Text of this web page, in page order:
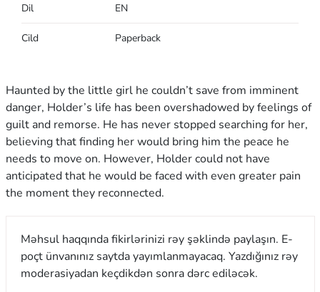
Dil EN
Cild Paperback
Haunted by the little girl he couldn’t save from imminent
danger, Holder’s life has been overshadowed by feelings of
guilt and remorse. He has never stopped searching for her,
believing that finding her would bring him the peace he
needs to move on. However, Holder could not have
anticipated that he would be faced with even greater pain
the moment they reconnected.
Məhsul haqqında fikirlərinizi rəy şəklində paylaşın. E-
poçt ünvanınız saytda yayımlanmayacaq. Yazdığınız rəy
moderasiyadan keçdikdən sonra dərc ediləcək.